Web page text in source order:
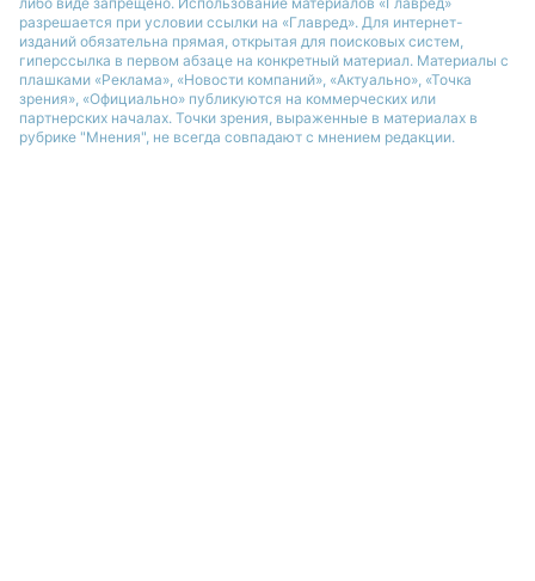
разрешается при условии ссылки на «Главред». Для интернет-
изданий обязательна прямая, открытая для поисковых систем,
гиперссылка в первом абзаце на конкретный материал. Материалы с
плашками «Реклама», «Новости компаний», «Актуально», «Точка
зрения», «Официально» публикуются на коммерческих или
партнерских началах. Точки зрения, выраженные в материалах в
рубрике "Мнения", не всегда совпадают с мнением редакции.